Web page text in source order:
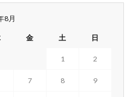
8月
金 土 日
1 2
7 8 9